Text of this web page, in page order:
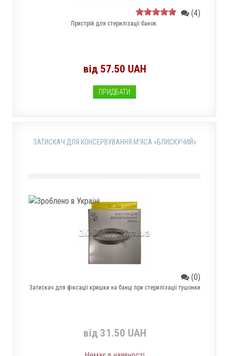
(4)
Пристрій для стерилізації банок.
від 57.50 UAH
ПРИДБАТИ
ЗАТИСКАЧ ДЛЯ КОНСЕРВУВАННЯ М'ЯСА «БЛИСКУЧИЙ»
(0)
Затискач для фіксації кришки на банці при стерилізації тушонки
від 31.50 UAH